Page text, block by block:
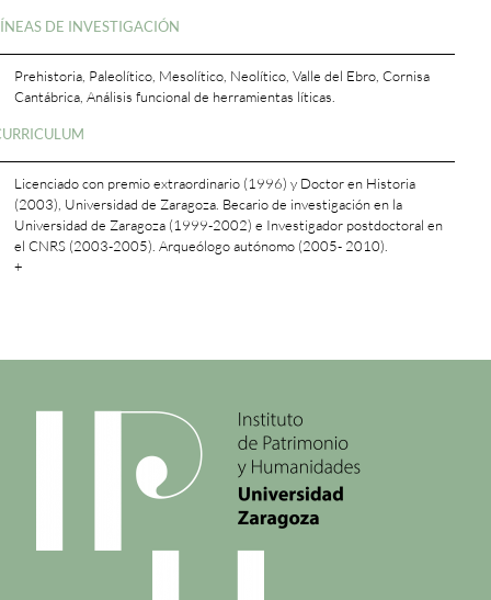
DE INVESTIGACIÓN
Prehistoria, Paleolítico, Mesolítico, Neolítico, Valle del Ebro, Cornisa
Cantábrica, Análisis funcional de herramientas líticas.
Licenciado con premio extraordinario (1996) y Doctor en Historia
(2003), Universidad de Zaragoza. Becario de investigación en la
Universidad de Zaragoza (1999-2002) e Investigador postdoctoral en
el CNRS (2003-2005). Arqueólogo autónomo (2005- 2010).
+